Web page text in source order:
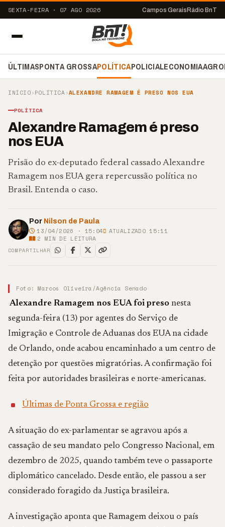
SEXTA-FEIRA · 07 AGO 2026 Campos Gerais Rádio BnT
ÚLTIMASPONTA GROSSAPOLÍTICAPOLICIALECONOMIA
INÍCIO›POLÍTICA›ALEXANDRE RAMAGEM É PRESO NOS EUA
POLÍTICA
Alexandre Ramagem é preso
nos EUA
Prisão do ex-deputado federal cassado Alexandre
Ramagem nos EUA gera repercussão política no
Brasil. Entenda o caso.
Por Nilson de Paula
13/04/2026 · 15:04
ATUALIZADO 15:11
2 MIN DE LEITURA
COMPARTILHAR
Foto: Marcos Oliveira/Agência Senado
Alexandre Ramagem nos EUA foi preso nesta
segunda-feira (13) por agentes do Serviço de
Imigração e Controle de Aduanas dos EUAna cidade
de Orlando, onde acabou encaminhado a um centro de
detenção por questões migratórias. A confirmação foi
feita por autoridades brasileiras e norte-americanas.
Últimas de Ponta Grossa e região
A situação do ex-parlamentar se agravou após a
cassação de seu mandato pelo Congresso Nacional, em
dezembro de 2025, quando também teve o passaporte
diplomático cancelado. Desde então, ele passou a ser
considerado foragido da Justiça brasileira.
A investigação aponta que Ramagem deixou o país